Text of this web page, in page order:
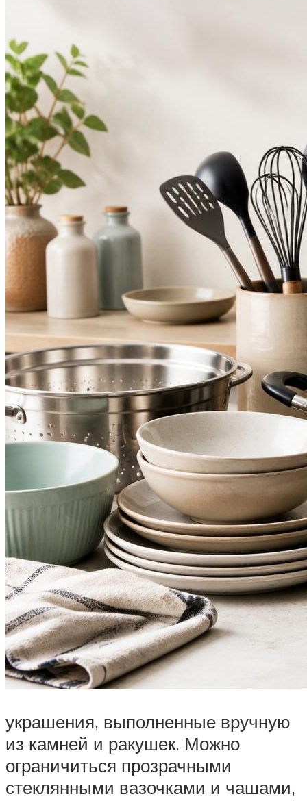
украшения, выполненные вручную
из камней и ракушек. Можно
ограничиться прозрачными
стеклянными вазочками и чашами,